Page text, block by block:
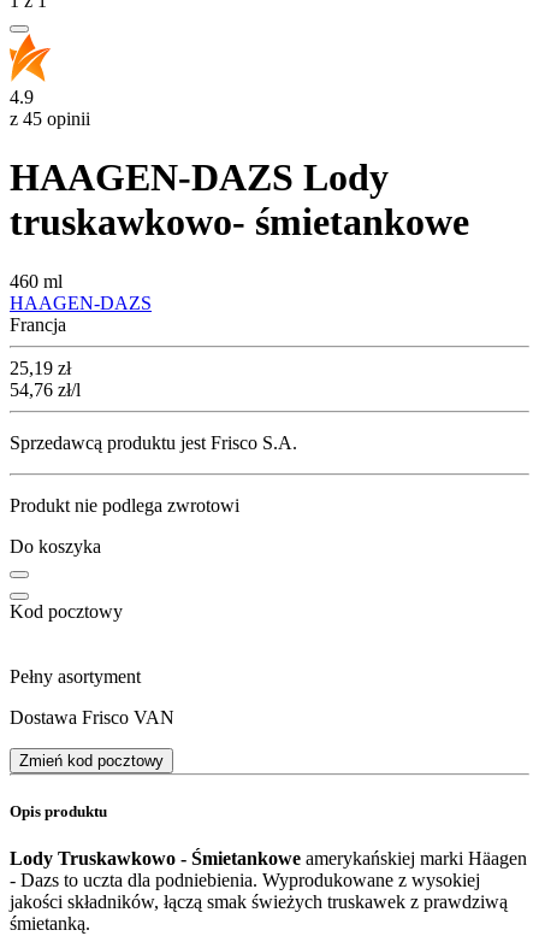
4.9
z 45 opinii
HAAGEN-DAZS Lody
truskawkowo- śmietankowe
460 ml
HAAGEN-DAZS
Francja
Cena
25,19 zł
54,76 zł/l
Sprzedawcą produktu jest Frisco S.A.
Produkt nie podlega zwrotowi
Do koszyka
Kod pocztowy
Pełny asortyment
Dostawa Frisco VAN
Zmień kod pocztowy
Opis produktu
Lody Truskawkowo - Śmietankowe amerykańskiej marki Häagen
- Dazs to uczta dla podniebienia. Wyprodukowane z wysokiej
jakości składników, łączą smak świeżych truskawek z prawdziwą
śmietanką.